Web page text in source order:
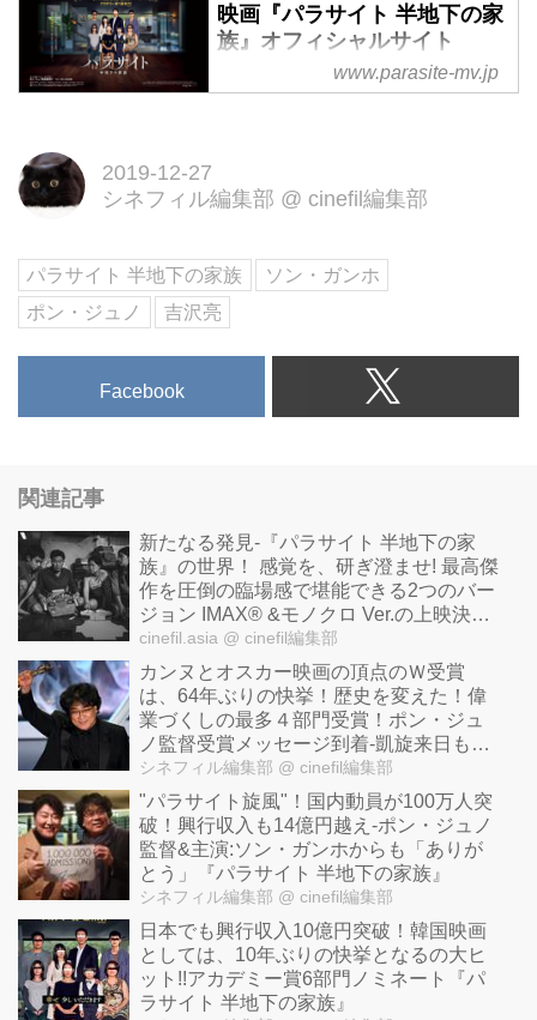
映画『パラサイト 半地下の家
族』オフィシャルサイト
第72回カンヌ国際映画祭＜最高賞
タバレ厳禁！”100％予測できない
る、超一級エンターテインメント
作品！
www.parasite-mv.jp
2019-12-27
シネフィル編集部 @ cinefil編集部
パラサイト 半地下の家族
ソン・ガンホ
ポン・ジュノ
吉沢亮
Facebook
関連記事
新たなる発見-『パラサイト 半地下の家
族』の世界！ 感覚を、研ぎ澄ませ! 最高傑
作を圧倒の臨場感で堪能できる2つのバー
ジョン IMAX® &モノクロ Ver.の上映決
定！
cinefil.asia @ cinefil編集部
カンヌとオスカー映画の頂点のＷ受賞
は、64年ぶりの快挙！歴史を変えた！偉
業づくしの最多４部門受賞！ポン・ジュ
ノ監督受賞メッセージ到着-凱旋来日も決
定！
シネフィル編集部 @ cinefil編集部
"パラサイト旋風"！国内動員が100万人突
破！興行収入も14億円越え-ポン・ジュノ
監督&主演:ソン・ガンホからも「ありが
とう」『パラサイト 半地下の家族』
シネフィル編集部 @ cinefil編集部
日本でも興行収入10億円突破！韓国映画
としては、10年ぶりの快挙となるの大ヒ
ット!!アカデミー賞6部門ノミネート『パ
ラサイト 半地下の家族』